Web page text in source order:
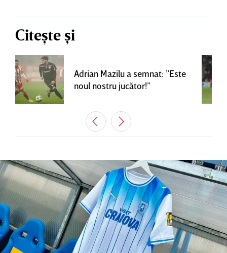
Citește și
Adrian Mazilu a semnat: ”Este
noul nostru jucător!”